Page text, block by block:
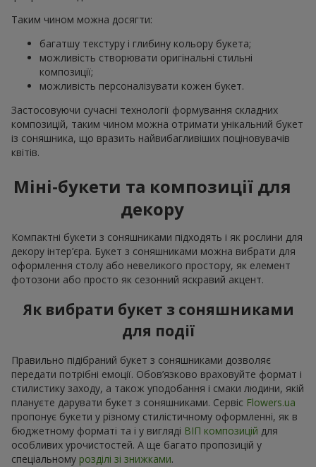
Таким чином можна досягти:
багатшу текстуру і глибину кольору букета;
можливість створювати оригінальні стильні
композиції;
можливість персоналізувати кожен букет.
Застосовуючи сучасні технології формування складних
композицій, таким чином можна отримати унікальний букет
із соняшника, що вразить найвибагливіших поціновувачів
квітів.
Міні-букети та композиції для
декору
Компактні букети з соняшниками підходять і як рослини для
декору інтер’єра. Букет з соняшниками можна вибрати для
оформлення столу або невеликого простору, як елемент
фотозони або просто як сезонний яскравий акцент.
Як вибрати букет з соняшниками
для події
Правильно підібраний букет з соняшниками дозволяє
передати потрібні емоції. Обов’язково враховуйте формат і
стилистику заходу, а також уподобання і смаки людини, якій
плануєте дарувати букет з соняшниками. Сервіс Flowers.ua
пропонує букети у різному стилістичному оформленні, як в
бюджетному форматі та і у вигляді ВІП композицій для
особливих урочистостей. А ще багато пропозицій у
спеціальному розділі зі знижками.